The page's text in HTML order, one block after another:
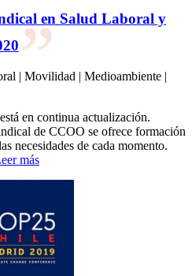
en Salud Laboral y
| Movilidad | Medioambiente |
en continua actualización.
de CCOO se ofrece formación
necesidades de cada momento.
más